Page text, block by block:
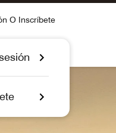
O Inscríbete